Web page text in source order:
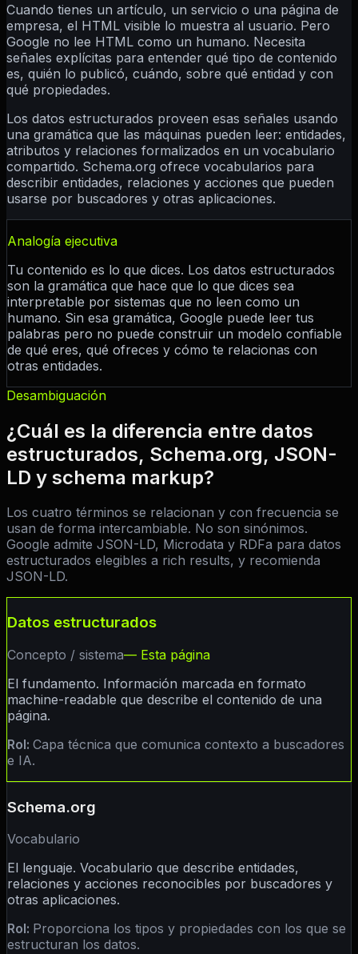
Cuando tienes un artículo, un servicio o una página de
empresa, el HTML visible lo muestra al usuario. Pero
Google no lee HTML como un humano. Necesita
señales explícitas para entender qué tipo de contenido
es, quién lo publicó, cuándo, sobre qué entidad y con
qué propiedades.
Los datos estructurados proveen esas señales usando
una gramática que las máquinas pueden leer: entidades,
atributos y relaciones formalizados en un vocabulario
compartido. Schema.org ofrece vocabularios para
describir entidades, relaciones y acciones que pueden
usarse por buscadores y otras aplicaciones.
Analogía ejecutiva
Tu contenido es lo que dices. Los datos estructurados
son la gramática que hace que lo que dices sea
interpretable por sistemas que no leen como un
humano. Sin esa gramática, Google puede leer tus
palabras pero no puede construir un modelo confiable
de qué eres, qué ofreces y cómo te relacionas con
otras entidades.
Desambiguación
¿Cuál es la diferencia entre datos
estructurados, Schema.org, JSON-
LD y schema markup?
Los cuatro términos se relacionan y con frecuencia se
usan de forma intercambiable. No son sinónimos.
Google admite JSON-LD, Microdata y RDFa para datos
estructurados elegibles a rich results, y recomienda
JSON-LD.
Datos estructurados
Concepto / sistema— Esta página
El fundamento. Información marcada en formato
machine-readable que describe el contenido de una
página.
Rol: Capa técnica que comunica contexto a buscadores
e IA.
Schema.org
Vocabulario
El lenguaje. Vocabulario que describe entidades,
relaciones y acciones reconocibles por buscadores y
otras aplicaciones.
Rol: Proporciona los tipos y propiedades con los que se
estructuran los datos.